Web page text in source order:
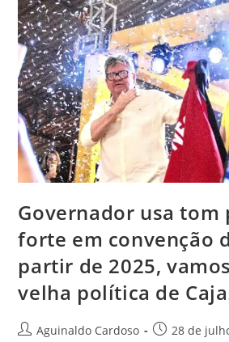
Governador usa tom
forte em convenção
partir de 2025,
velha política de
Aguinaldo Cardoso
28 de